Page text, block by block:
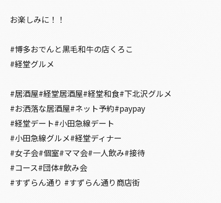
お楽しみに！！
#博多おでんと黒毛和牛の店くろこ
#経堂グルメ
#居酒屋#経堂居酒屋#経堂和食#下北沢グルメ
#お洒落な居酒屋#ネット予約#paypay
#経堂デート#小田急線デート
#小田急線グルメ#経堂ディナー
#女子会#個室#ママ会#一人飲み#接待
#コース#団体#飲み会
#すずらん通り #すずらん通り商店街